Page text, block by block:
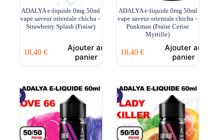
ADALYA e-liquide 0mg 50ml
vape saveur orientale chicha –
Strawberry Splash (Fraise)
18,40 €
Ajouter au
panier
ADALYA e-liquide 0mg 50ml
vape saveur orientale chicha –
Punkman (Fraise Cerise
Myrtille)
18,40€
Ajouter au
panier